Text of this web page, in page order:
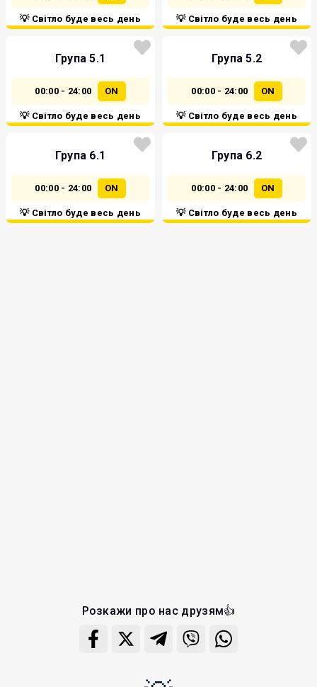
💡 Світло буде весь день 💡 Світло буде весь день
Група 5.1
00:00 - 24:00 ON
💡 Світло буде весь день
Група 5.2
00:00 - 24:00 ON
💡 Світло буде весь день
Група 6.1
00:00 - 24:00 ON
💡 Світло буде весь день
Група 6.2
00:00 - 24:00 ON
💡 Світло буде весь день
Розкажи про нас друзям👍